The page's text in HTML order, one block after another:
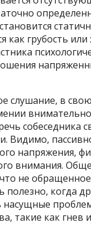
как грубость или
слушание, в
собеседника
Видимо,
напряжения,
внимания.
не
полезно, когда
насущные
такие как гнев